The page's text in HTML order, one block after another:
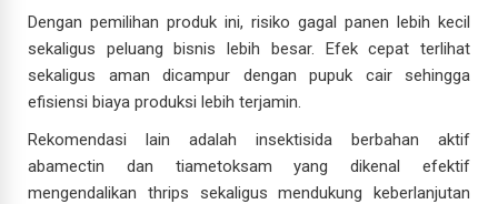
Dengan pemilihan produk ini, risiko gagal panen lebih kecil
sekaligus peluang bisnis lebih besar. Efek cepat terlihat
sekaligus aman dicampur dengan pupuk cair sehingga
efisiensi biaya produksi lebih terjamin.
Rekomendasi lain adalah insektisida berbahan aktif
abamectin dan tiametoksam yang dikenal efektif
mengendalikan thrips sekaligus mendukung keberlanjutan